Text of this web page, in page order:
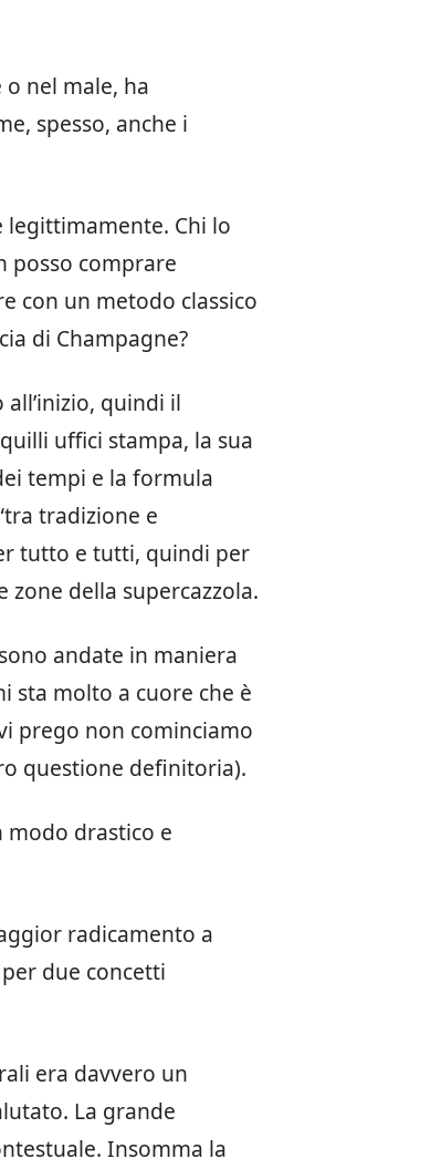
o nel male, ha
spesso, anche i
Chi lo
posso comprare
con un metodo classico
di Champagne?
quindi il
uffici stampa, la sua
tempi e la formula
tradizione e
tutto e tutti, quindi per
della supercazzola.
andate in maniera
sta molto a cuore che è
prego non cominciamo
questione definitoria).
modo drastico e
radicamento a
due concetti
era davvero un
La grande
Insomma la